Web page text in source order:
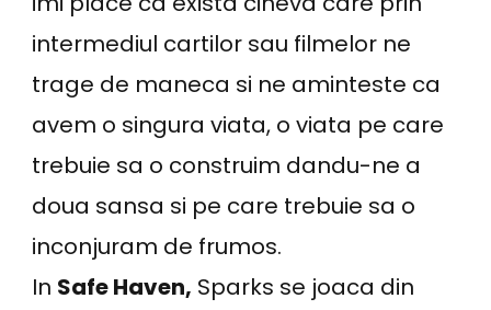
intermediul cartilor sau filmelor ne
trage de maneca si ne aminteste ca
avem o singura viata, o viata pe care
trebuie sa o construim dandu-ne a
doua sansa si pe care trebuie sa o
inconjuram de frumos.
In Safe Haven, Sparks se joaca din